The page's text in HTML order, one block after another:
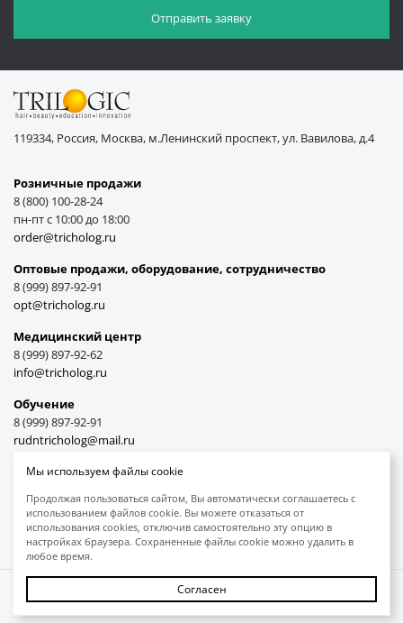
119334, Россия, Москва, м.Ленинский проспект, ул. Вавилова, д.4
Розничные продажи
8 (800) 100-28-24
пн-пт с 10:00 до 18:00
order@tricholog.ru
Оптовые продажи, оборудование, cотрудничество
8 (999) 897-92-91
opt@tricholog.ru
Медицинский центр
8 (999) 897-92-62
info@tricholog.ru
Обучение
8 (999) 897-92-91
rudntricholog@mail.ru
Принимаем к оплате
Защита авторских прав
Обработка персональных данных
Мы используем файлы cookie
Продолжая пользоваться сайтом, Вы автоматически соглашаетесь с
использованием файлов cookie. Вы можете отказаться от
использования cookies, отключив самостоятельно эту опцию в
настройках браузера. Сохраненные файлы cookie можно удалить в
любое время.
Согласен